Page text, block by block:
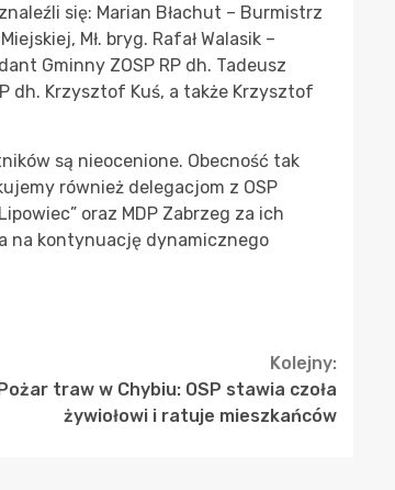
się: Marian Błachut – Burmistrz
Mł. bryg. Rafał Walasik –
Gminny ZOSP RP dh. Tadeusz
dh. Krzysztof Kuś, a także Krzysztof
są nieocenione. Obecność tak
również delegacjom z OSP
oraz MDP Zabrzeg za ich
na kontynuację dynamicznego
Kolejny:
traw w Chybiu: OSP stawia czoła
żywiołowi i ratuje mieszkańców